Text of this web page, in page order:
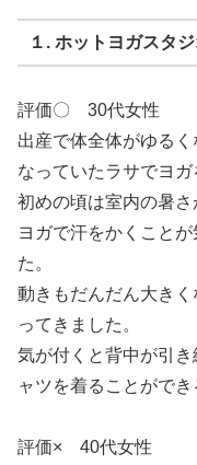
１. ホットヨガスタ
評価〇 30代女性
出産で体全体がゆる
なっていたラサでヨガ
初めの頃は室内の暑
ヨガで汗をかくこと
た。
動きもだんだん大き
ってきました。
気が付くと背中が引
ャツを着ることができ
評価× 40代女性